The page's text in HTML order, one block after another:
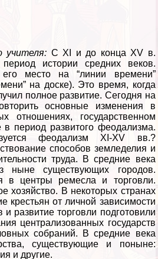
учителя: С XI и до конца XV в.
истории средних веков.
место на “линии времени”
на доске). Это время, когда
полное развитие. Сегодня на
основные изменения в
отношениях, государственном
в период развитого феодализма.
феодализм XI-XV вв.?
способов земледелия и
труда. В средние века
ныне существующих городов.
в центры ремесла и торговли.
хозяйство. В некоторых странах
крестьян от личной зависимости
и развитие торговли подготовили
централизованных государств
собраний. В средние века
существующие и поныне:
и другие.